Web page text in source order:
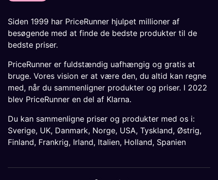
Siden 1999 har PriceRunner hjulpet millioner af
besøgende med at finde de bedste produkter til de
bedste priser.
PriceRunner er fuldstændig uafhængig og gratis at
bruge. Vores vision er at være den, du altid kan regne
med, når du sammenligner produkter og priser. I 2022
blev PriceRunner en del af Klarna.
Du kan sammenligne priser og produkter med os i:
Sverige, UK, Danmark, Norge, USA, Tyskland, Østrig,
Finland, Frankrig, Irland, Italien, Holland, Spanien